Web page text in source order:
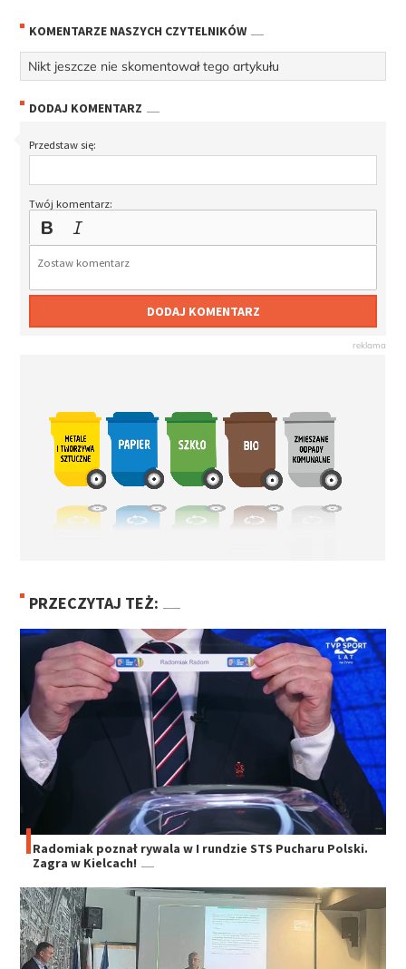
KOMENTARZE NASZYCH CZYTELNIKÓW
Nikt jeszcze nie skomentował tego artykułu
DODAJ KOMENTARZ
Przedstaw się:
Twój komentarz:
DODAJ KOMENTARZ
PRZECZYTAJ TEŻ:
Radomiak poznał rywala w I rundzie STS Pucharu Polski.
Zagra w Kielcach!